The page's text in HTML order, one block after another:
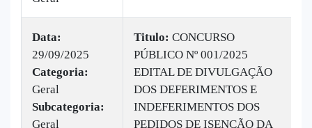
Data:
29/09/2025
Categoria:
Geral
Subcategoria:
Geral
Titulo: CONCURSO
PÚBLICO Nº 001/2025
EDITAL DE DIVULGAÇÃO
DOS DEFERIMENTOS E
INDEFERIMENTOS DOS
PEDIDOS DE ISENÇÃO DA